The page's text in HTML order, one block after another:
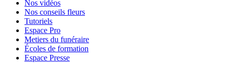
Nos vidéos
Nos conseils fleurs
Tutoriels
Espace Pro
Metiers du funéraire
Écoles de formation
Espace Presse